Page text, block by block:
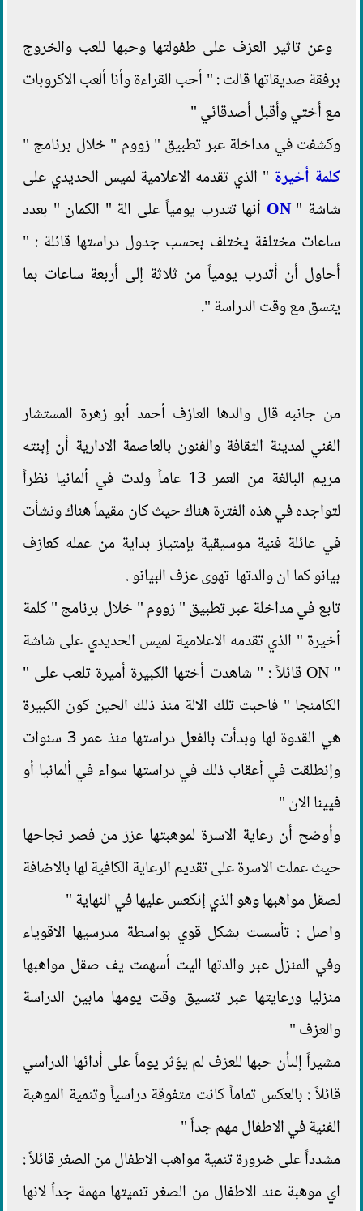
وعن تاثير العزف على طفولتها وحبها للعب والخروج
برفقة صديقاتها قالت : " أحب القراءة وأنا ألعب الاكروبات
مع أختي وأقبل أصدقائي "
وكشفت في مداخلة عبر تطبيق " زووم " خلال برنامج "
كلمة أخيرة " الذي تقدمه الاعلامية لميس الحديدي على
شاشة "ON أنها تتدرب يومياً على الة " الكمان " بعدد
ساعات مختلفة يختلف بحسب جدول دراستها قائلة : "
أحاول أن أتدرب يومياً من ثلاثة إلى أربعة ساعات بما
يتسق مع وقت الدراسة ".
من جانبه قال والدها العازف أحمد أبو زهرة المستشار
الفني لمدينة الثقافة والفنون بالعاصمة الادارية أن إبنته
مريم البالغة من العمر 13 عاماً ولدت في ألمانيا نظراً
لتواجده في هذه الفترة هناك حيث كان مقيماً هناك ونشأت
في عائلة فنية موسيقية بإمتياز بداية من عمله كعازف
بيانو كما ان والدتها تهوى عزف البيانو .
تابع في مداخلة عبر تطبيق " زووم " خلال برنامج " كلمة
أخيرة " الذي تقدمه الاعلامية لميس الحديدي على شاشة
" ON قائلاً : " شاهدت أختها الكبيرة أميرة تلعب على "
الكامنجا " فاحبت تلك الالة منذ ذلك الحين كون الكبيرة
هي القدوة لها وبدأت بالفعل دراستها منذ عمر 3 سنوات
وإنطلقت في أعقاب ذلك في دراستها سواء في ألمانيا أو
فيينا الان "
وأوضح أن رعاية الاسرة لموهبتها عزز من فصر نجاحها
حيث عملت الاسرة على تقديم الرعاية الكافية لها بالاضافة
لصقل مواهبها وهو الذي إنكعس عليها في النهاية "
واصل : تأسست بشكل قوي بواسطة مدرسيها الاقوياء
وفي المنزل عبر والدتها اليت أسهمت يف صقل مواهبها
منزليا ورعايتها عبر تنسيق وقت يومها مابين الدراسة
والعزف "
مشيراً إلىأن حبها للعزف لم يؤثر يوماً على أدائها الدراسي
قائلاً : بالعكس تماماً كانت متفوقة دراسياً وتنمية الموهبة
الفنية في الاطفال مهم جداً "
مشدداً على ضرورة تنمية مواهب الاطفال من الصغر قائلاً :
اي موهبة عند الاطفال من الصغر تنميتها مهمة جداً لانها